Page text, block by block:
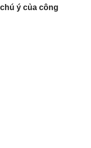
ý của công